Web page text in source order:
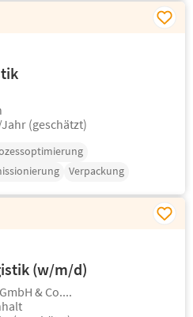
(geschätzt)
Verpackung
(w/m/d)
& Co....